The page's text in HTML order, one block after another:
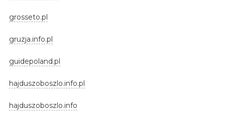
grosseto.pl
gruzja.info.pl
guidepoland.pl
hajduszoboszlo.info.pl
hajduszoboszlo.info